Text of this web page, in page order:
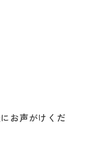
お声がけくだ